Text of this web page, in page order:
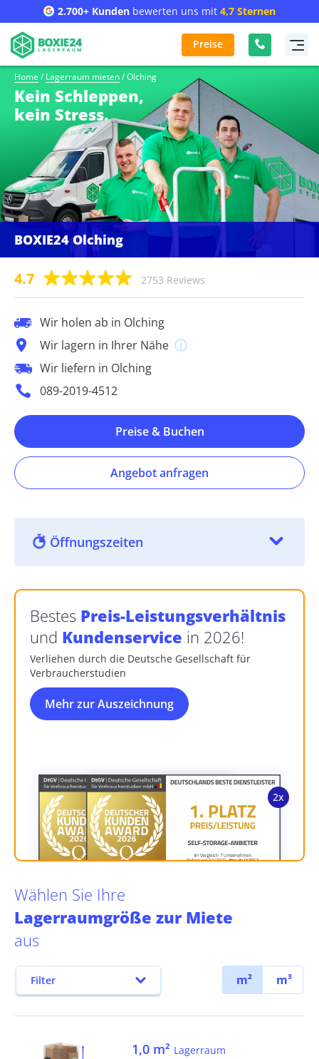
2.700+ Kunden bewerten uns mit 4,7 Sternen
Preise
Home / Lagerraum mieten/ Olching
Kein Schleppen,
kein Stress.
BOXIE24 Olching
4.7 2753 Reviews
Wir holen ab in Olching
Wir lagern in Ihrer Nähe
Wir liefern in Olching
089-2019-4512
Preise & Buchen
Angebot anfragen
Öffnungszeiten
Bestes Preis-Leistungsverhältnis
und Kundenservice in 2026!
Verliehen durch die Deutsche Gesellschaft für
Verbraucherstudien
Mehr zur Auszeichnung
Wählen Sie Ihre
Lagerraumgröße zur Miete
aus
Filter m² m³
1,0 m² Lagerraum